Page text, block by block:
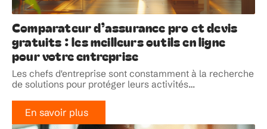
Comparateur d’assurance pro et devis
gratuits : les meilleurs outils en ligne
pour votre entreprise
Les chefs d'entreprise sont constamment à la recherche
de solutions pour protéger leurs activités…
En savoir plus